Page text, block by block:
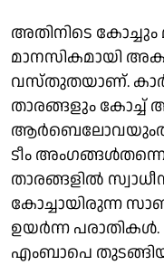
അതിനിടെ കോച്ചും
മാനസികമായി
വസ്തുതയാണ്.
താരങ്ങളും
ടീം
താരങ്ങളില്‍
കോച്ചായിരുന്ന
ഉയര്‍ന്ന
എംബാപെ